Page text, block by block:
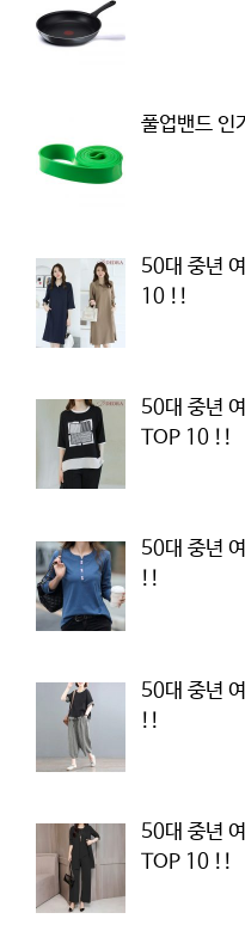
풀업밴드
50대 중년
10 !!
50대 중년
TOP 10 !!
50대 중년
!!
50대 중년
!!
50대 중년
TOP 10 !!